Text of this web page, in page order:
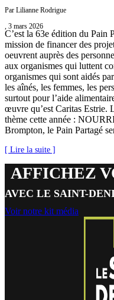
Par Lilianne Rodrigue
, 3 mars 2026
C’est la 63e édition du Pain
mission de financer des
oeuvrent auprès des
aux organismes qui luttent
organismes qui sont aidés
les aînés, les femmes, les
surtout pour l’aide
œuvre qu’est Caritas Estrie.
thème cette année :
Brompton, le Pain Partagé
[ Lire la suite ]
AFFICHEZ
AVEC LE SAINT-
Voir notre kit média